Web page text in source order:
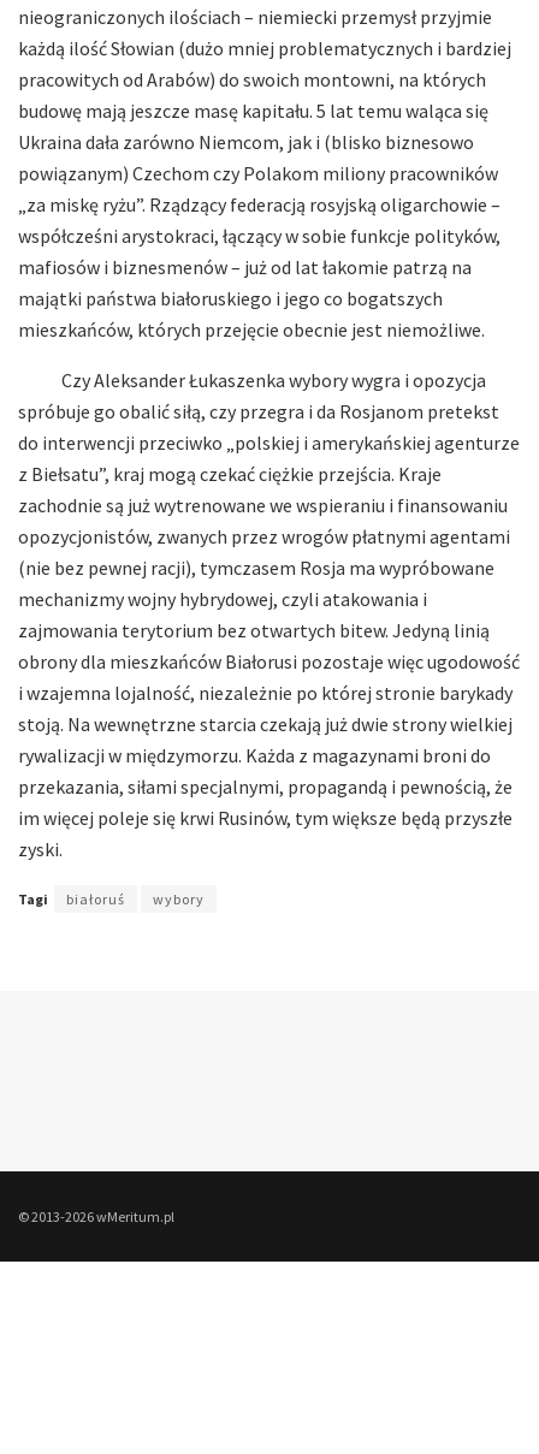
nieograniczonych ilościach – niemiecki przemysł przyjmie
każdą ilość Słowian (dużo mniej problematycznych i bardziej
pracowitych od Arabów) do swoich montowni, na których
budowę mają jeszcze masę kapitału. 5 lat temu waląca się
Ukraina dała zarówno Niemcom, jak i (blisko biznesowo
powiązanym) Czechom czy Polakom miliony pracowników
„za miskę ryżu”. Rządzący federacją rosyjską oligarchowie –
współcześni arystokraci, łączący w sobie funkcje polityków,
mafiosów i biznesmenów – już od lat łakomie patrzą na
majątki państwa białoruskiego i jego co bogatszych
mieszkańców, których przejęcie obecnie jest niemożliwe.
Czy Aleksander Łukaszenka wybory wygra i opozycja
spróbuje go obalić siłą, czy przegra i da Rosjanom pretekst
do interwencji przeciwko „polskiej i amerykańskiej agenturze
z Biełsatu”, kraj mogą czekać ciężkie przejścia. Kraje
zachodnie są już wytrenowane we wspieraniu i finansowaniu
opozycjonistów, zwanych przez wrogów płatnymi agentami
(nie bez pewnej racji), tymczasem Rosja ma wypróbowane
mechanizmy wojny hybrydowej, czyli atakowania i
zajmowania terytorium bez otwartych bitew. Jedyną linią
obrony dla mieszkańców Białorusi pozostaje więc ugodowość
i wzajemna lojalność, niezależnie po której stronie barykady
stoją. Na wewnętrzne starcia czekają już dwie strony wielkiej
rywalizacji w międzymorzu. Każda z magazynami broni do
przekazania, siłami specjalnymi, propagandą i pewnością, że
im więcej poleje się krwi Rusinów, tym większe będą przyszłe
zyski.
Tagi białoruś wybory
© 2013-2026 wMeritum.pl